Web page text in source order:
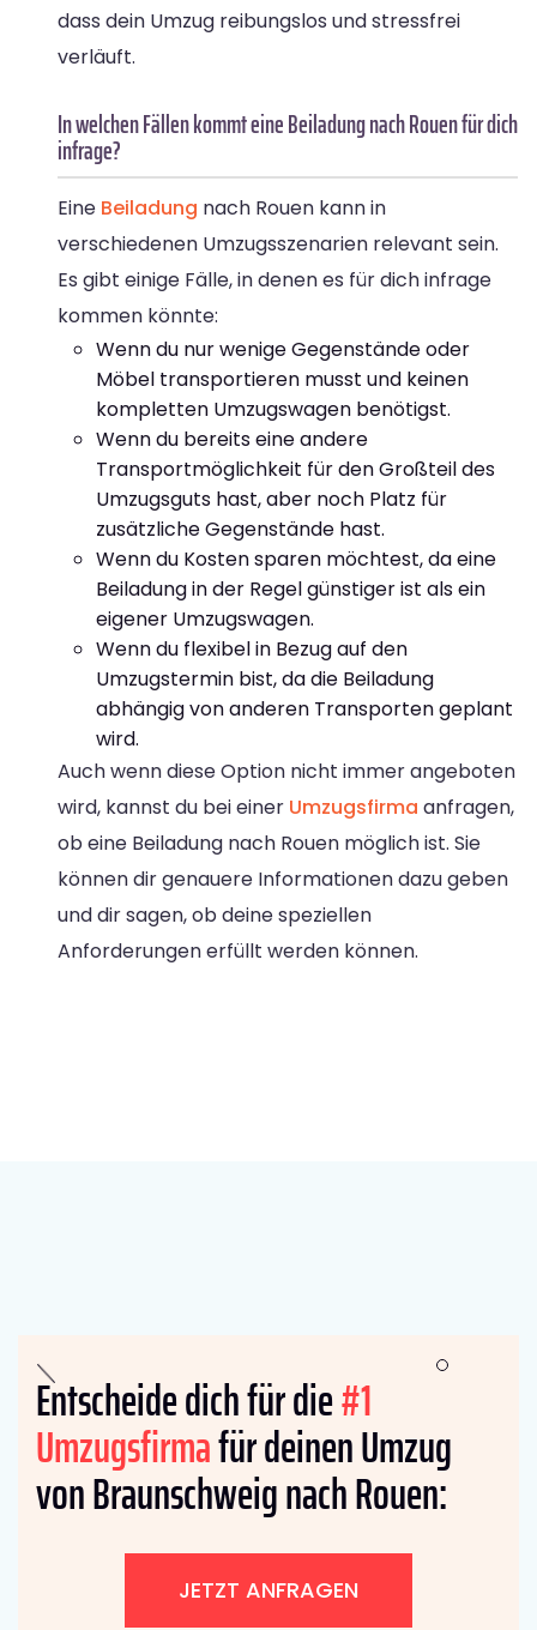
dass dein Umzug reibungslos und stressfrei
verläuft.
In welchen Fällen kommt eine Beiladung nach Rouen für dich
infrage?
Eine Beiladung nach Rouen kann in
verschiedenen Umzugsszenarien relevant sein.
Es gibt einige Fälle, in denen es für dich infrage
kommen könnte:
Wenn du nur wenige Gegenstände oder
Möbel transportieren musst und keinen
kompletten Umzugswagen benötigst.
Wenn du bereits eine andere
Transportmöglichkeit für den Großteil des
Umzugsguts hast, aber noch Platz für
zusätzliche Gegenstände hast.
Wenn du Kosten sparen möchtest, da eine
Beiladung in der Regel günstiger ist als ein
eigener Umzugswagen.
Wenn du flexibel in Bezug auf den
Umzugstermin bist, da die Beiladung
abhängig von anderen Transporten geplant
wird.
Auch wenn diese Option nicht immer angeboten
wird, kannst du bei einer Umzugsfirma anfragen,
ob eine Beiladung nach Rouen möglich ist. Sie
können dir genauere Informationen dazu geben
und dir sagen, ob deine speziellen
Anforderungen erfüllt werden können.
Entscheide dich für die#1
Umzugsfirmafür deinen Umzug
von Braunschweig nach Rouen:
JETZT ANFRAGEN